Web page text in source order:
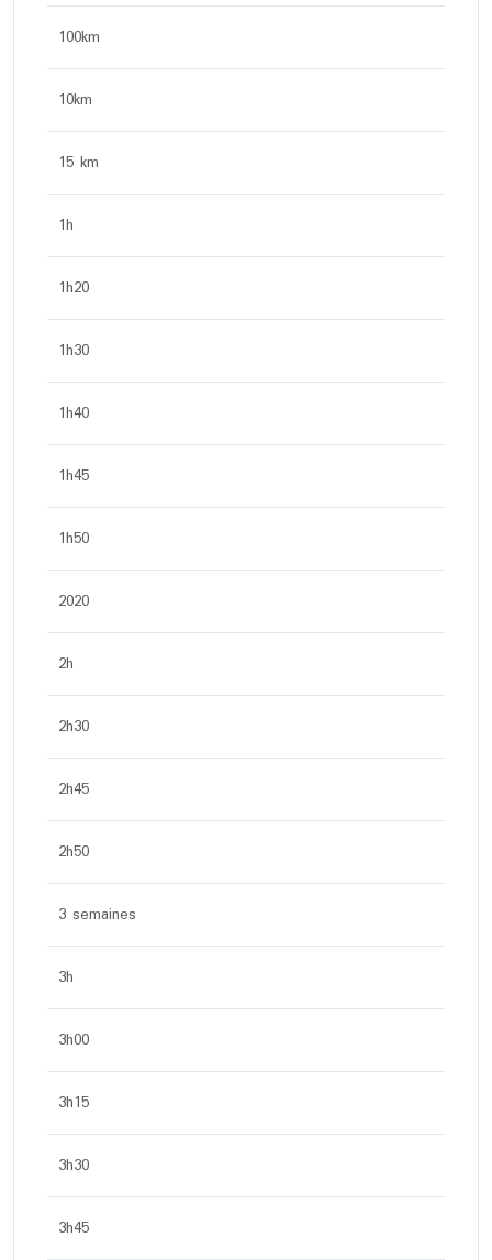
100km
10km
15 km
1h
1h20
1h30
1h40
1h45
1h50
2020
2h
2h30
2h45
2h50
3 semaines
3h
3h00
3h15
3h30
3h45